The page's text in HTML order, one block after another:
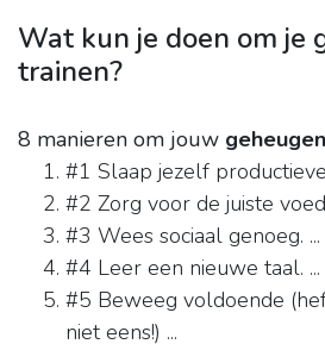
Wat kun je doen om je
trainen?
8 manieren om jouw geheugen
#1 Slaap jezelf
#2 Zorg voor de juiste
#3 Wees sociaal genoeg. ...
#4 Leer een nieuwe taal. ...
#5 Beweeg voldoende
niet eens!) ...